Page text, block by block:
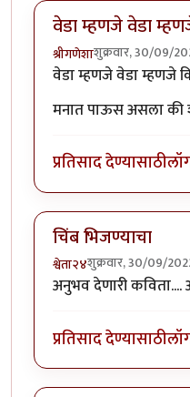
वेडा म्हणजे वेडा
श्रीगणेशाशुक्रवार, 30/09/
वेडा म्हणजे वेडा म्हणजे
मनात पाऊस असला की
प्रतिसाद देण्यासाठी
चिंब भिजण्याचा
श्वेता२४शुक्रवार, 30/09/
अनुभव देणारी
प्रतिसाद देण्यासाठी